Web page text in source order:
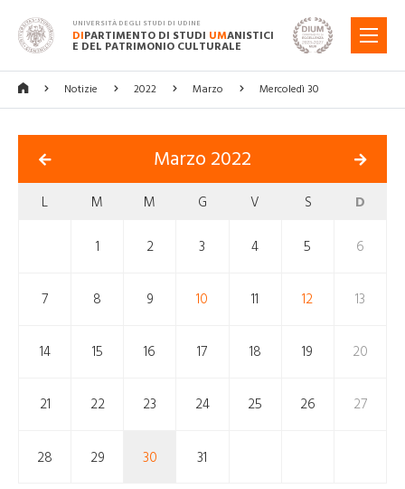
UNIVERSITÀ DEGLI STUDI DI UDINE
DIPARTIMENTO DI STUDI UMANISTICI
E DEL PATRIMONIO CULTURALE
MENU
Notizie 2022 Marzo Mercoledì 30
Marzo 2022
L M M G V S D
1 2 3 4 5 6
7 8 9 10 11 12 13
14 15 16 17 18 19 20
21 22 23 24 25 26 27
28 29 30 31